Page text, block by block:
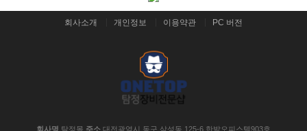
회사소개 개인정보 이용약관 PC 버전
회사명 탐정몰 주소 대전광역시 동구 삼성동 125-6 한밭오피스텔903호